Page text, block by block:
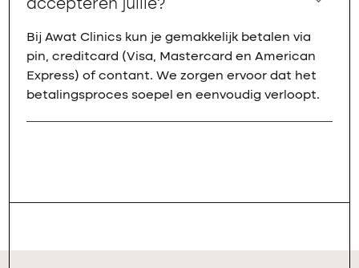
accepteren jullie?
Bij Awat Clinics kun je gemakkelijk betalen via
pin, creditcard (Visa, Mastercard en American
Express) of contant. We zorgen ervoor dat het
betalingsproces soepel en eenvoudig verloopt.